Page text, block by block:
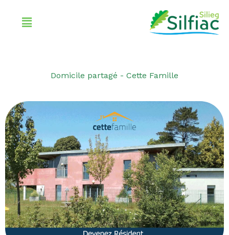
Menu
Domicile partagé - Cette Famille